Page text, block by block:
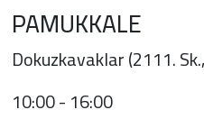
PAMUKKALE
Dokuzkavaklar (2111.
10:00 - 16:00